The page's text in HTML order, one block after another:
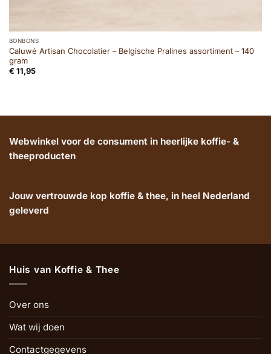
BONBONS
Caluwé Artisan Chocolatier – Belgische Pralines assortiment – 140
gram
€ 11,95
Webwinkel voor de consument in heerlijke koffie- &
theeproducten
Jouw vertrouwde kop koffie & thee, in heel Nederland
geleverd
Huis van Koffie & Thee
Over ons
Wat wij doen
Contactgegevens